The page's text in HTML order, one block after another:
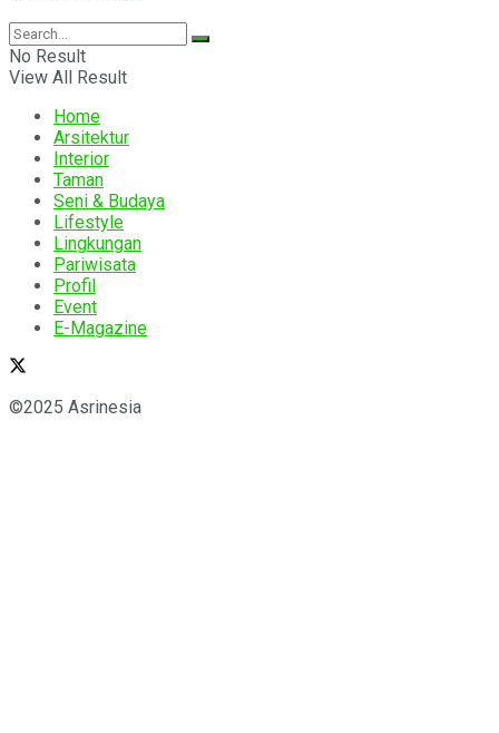
No Result
View All Result
Home
Arsitektur
Interior
Taman
Seni & Budaya
Lifestyle
Lingkungan
Pariwisata
Profil
Event
E-Magazine
©2025 Asrinesia